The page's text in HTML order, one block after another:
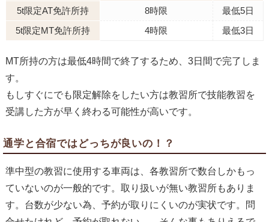
5t限定AT免許所持
8時限
最低5日
5t限定MT免許所持
4時限 最低3日
MT所持の方は最低4時間で終了するため、3日間で完了しま
す。
もしすぐにでも限定解除をしたい方は教習所で技能教習を
受講した方が早く終わる可能性が高いです。
通学と合宿ではどっちが良いの！？
準中型の教習に使用する車両は、各教習所で数台しかもっ
ていないのが一般的です。取り扱いが無い教習所もありま
す。台数が少ない為、予約が取りにくいのが実状です。問